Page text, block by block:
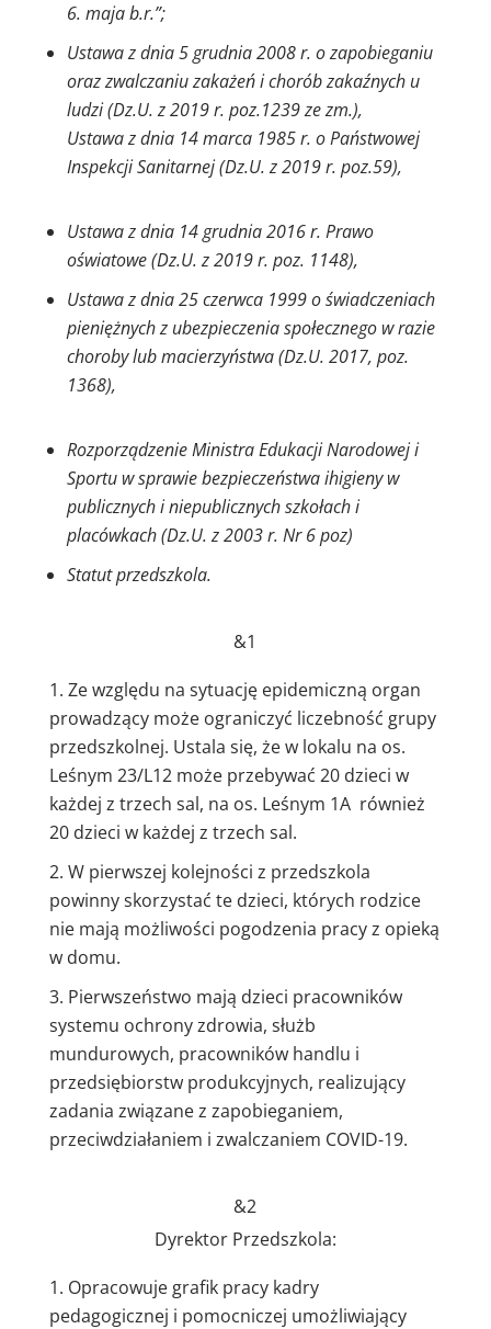
6. maja b.r.”;
Ustawa z dnia 5 grudnia 2008 r. o zapobieganiu
oraz zwalczaniu zakażeń i choróbzakaźnych u
ludzi (Dz.U. z 2019 r. poz.1239 ze zm.),
Ustawa z dnia 14 marca 1985 r. o Państwowej
Inspekcji Sanitarnej (Dz.U. z 2019 r. poz.59),
Ustawa z dnia 14 grudnia 2016 r. Prawo
oświatowe (Dz.U. z 2019 r. poz. 1148),
Ustawa z dnia 25 czerwca 1999 o świadczeniach
pieniężnych z ubezpieczenia społecznego w razie
choroby lub macierzyństwa (Dz.U. 2017, poz.
1368),
Rozporządzenie Ministra Edukacji Narodowej i
Sportu w sprawie bezpieczeństwa ihigieny w
publicznych i niepublicznych szkołach i
placówkach (Dz.U. z 2003 r. Nr 6 poz)
Statut przedszkola.
&1
Ze względu na sytuację epidemiczną organ
prowadzący może ograniczyć liczebność grupy
przedszkolnej. Ustala się, że w lokalu na os.
Leśnym 23/L12 może przebywać 20 dzieci w
każdej z trzech sal, na os. Leśnym 1A również
20 dzieci w każdej z trzech sal.
W pierwszej kolejności z przedszkola
powinny skorzystać te dzieci, których rodzice
nie mają możliwości pogodzenia pracy z opieką
w domu.
Pierwszeństwo mają dzieci pracowników
systemu ochrony zdrowia, służb
mundurowych, pracowników handlu i
przedsiębiorstw produkcyjnych, realizujący
zadania związane z zapobieganiem,
przeciwdziałaniem i zwalczaniem COVID-19.
&2
Dyrektor Przedszkola:
Opracowuje grafik pracy kadry
pedagogicznej i pomocniczej umożliwiający